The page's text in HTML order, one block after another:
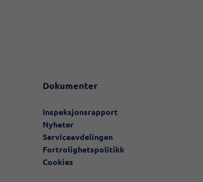
Dokumenter
Inspeksjonsrapport
Nyheter
Serviceavdelingen
Fortrolighetspolitikk
Cookies